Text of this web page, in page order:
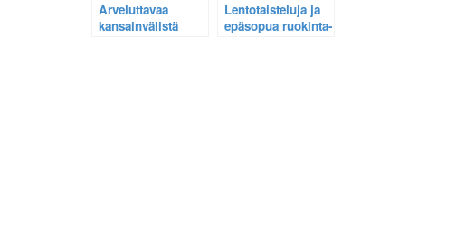
Arveluttavaa
kansainvälistä
Lentotaisteluja ja
epäsopua ruokinta-